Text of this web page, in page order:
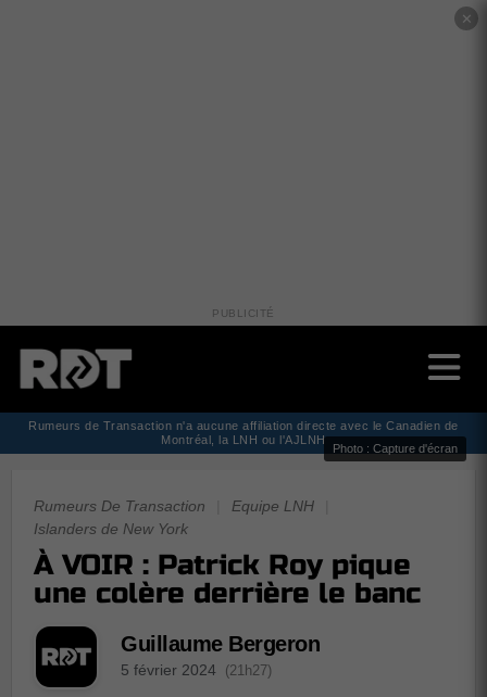
✕
PUBLICITÉ
Rumeurs de Transaction n'a aucune affiliation directe avec le Canadien de
Montréal, la LNH ou l'AJLNH
Photo : Capture d'écran
Rumeurs De Transaction Equipe LNH
Islanders de New York
À VOIR : Patrick Roy pique
une colère derrière le banc
Guillaume Bergeron
5 février 2024 (21h27)